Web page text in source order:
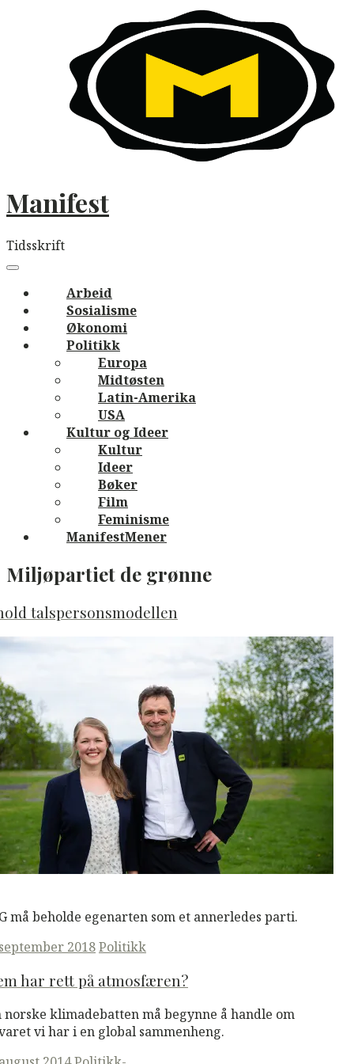
Manifest
Tidsskrift
navigation
Menu
Arbeid
Sosialisme
Økonomi
Politikk
Europa
Midtøsten
Latin-Amerika
USA
Kultur og Ideer
Kultur
Ideer
Bøker
Film
Feminisme
ManifestMener
Miljøpartiet de grønne
talspersonsmodellen
må beholde egenarten som et annerledes parti.
2018Politikk
har rett på atmosfæren?
norske klimadebatten må begynne å handle om
vi har i en global sammenheng.